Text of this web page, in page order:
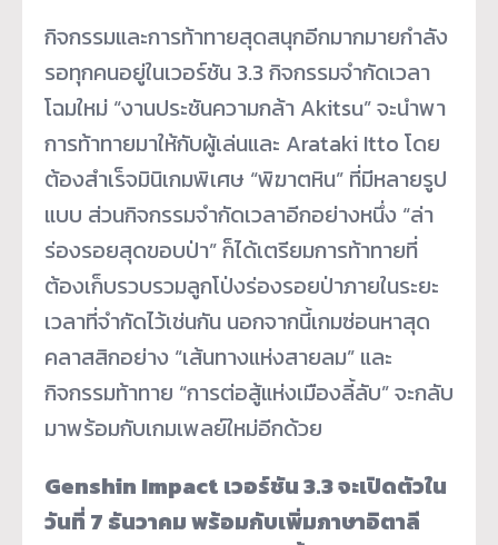
กิจกรรมและการท้าทายสุดสนุกอีกมากมายกำลัง
รอทุกคนอยู่ในเวอร์ชัน 3.3 กิจกรรมจำกัดเวลา
โฉมใหม่ “งานประชันความกล้า Akitsu” จะนำพา
การท้าทายมาให้กับผู้เล่นและ Arataki Itto โดย
ต้องสำเร็จมินิเกมพิเศษ “พิฆาตหิน” ที่มีหลายรูป
แบบ ส่วนกิจกรรมจำกัดเวลาอีกอย่างหนึ่ง “ล่า
ร่องรอยสุดขอบป่า” ก็ได้เตรียมการท้าทายที่
ต้องเก็บรวบรวมลูกโป่งร่องรอยป่าภายในระยะ
เวลาที่จำกัดไว้เช่นกัน นอกจากนี้เกมซ่อนหาสุด
คลาสสิกอย่าง “เส้นทางแห่งสายลม” และ
กิจกรรมท้าทาย “การต่อสู้แห่งเมืองลี้ลับ” จะกลับ
มาพร้อมกับเกมเพลย์ใหม่อีกด้วย
Genshin Impact เวอร์ชัน 3.3 จะเปิดตัวใน
วันที่ 7 ธันวาคม พร้อมกับเพิ่มภาษาอิตาลี